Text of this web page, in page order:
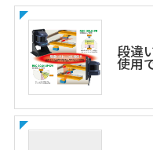
段違
使用